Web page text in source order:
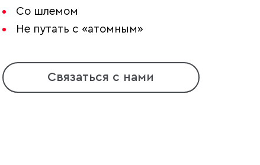
Со шлемом
Не путать с «атомным»
Связаться с нами